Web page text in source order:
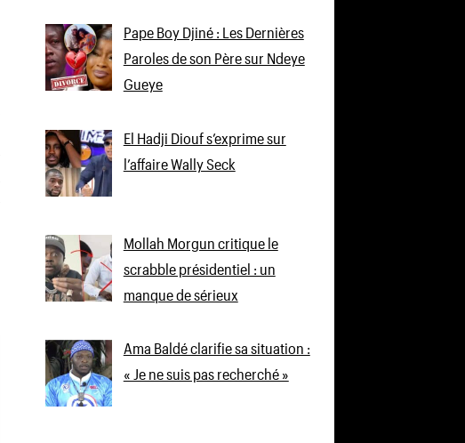
Pape Boy Djiné : Les Dernières
Paroles de son Père sur Ndeye
Gueye
El Hadji Diouf s’exprime sur
l’affaire Wally Seck
Mollah Morgun critique le
scrabble présidentiel : un
manque de sérieux
Ama Baldé clarifie sa situation :
« Je ne suis pas recherché »